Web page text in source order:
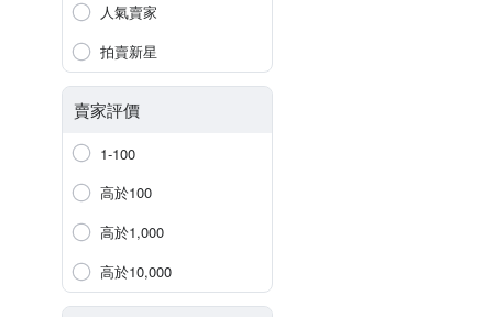
人氣賣家
拍賣新星
賣家評價
1-100
高於100
高於1,000
高於10,000